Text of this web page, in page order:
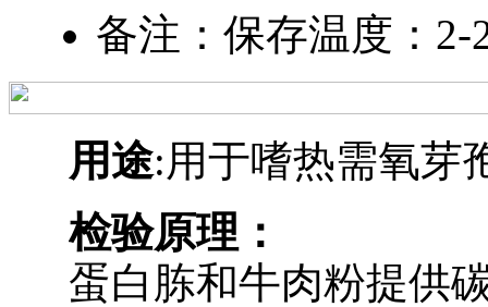
备注：保存温度：
用途:用于嗜热需氧芽
检验原理：
蛋白胨和牛肉粉提供